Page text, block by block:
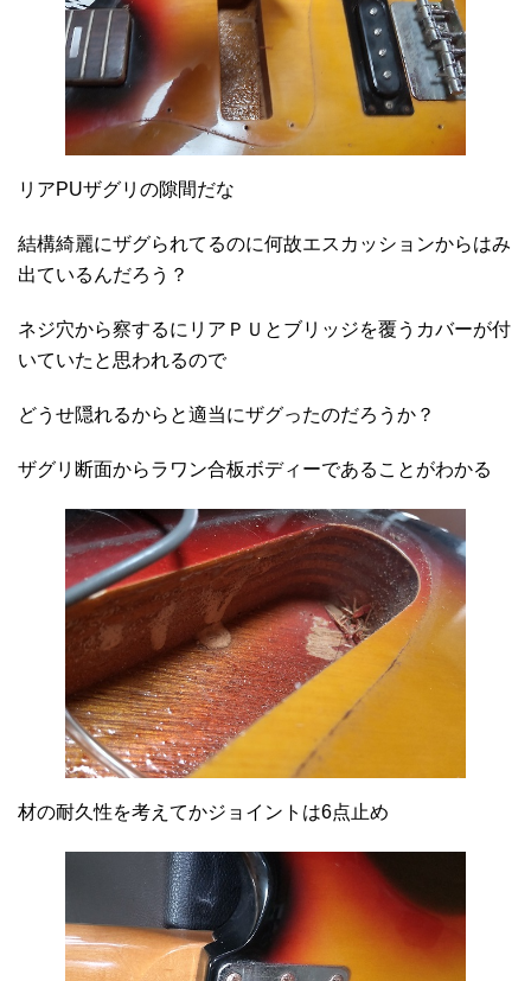
リアPUザグリの隙間だな
結構綺麗にザグられてるのに何故エスカッションからはみ
出ているんだろう？
ネジ穴から察するにリアＰＵとブリッジを覆うカバーが付
いていたと思われるので
どうせ隠れるからと適当にザグったのだろうか？
ザグリ断面からラワン合板ボディーであることがわかる
材の耐久性を考えてかジョイントは6点止め